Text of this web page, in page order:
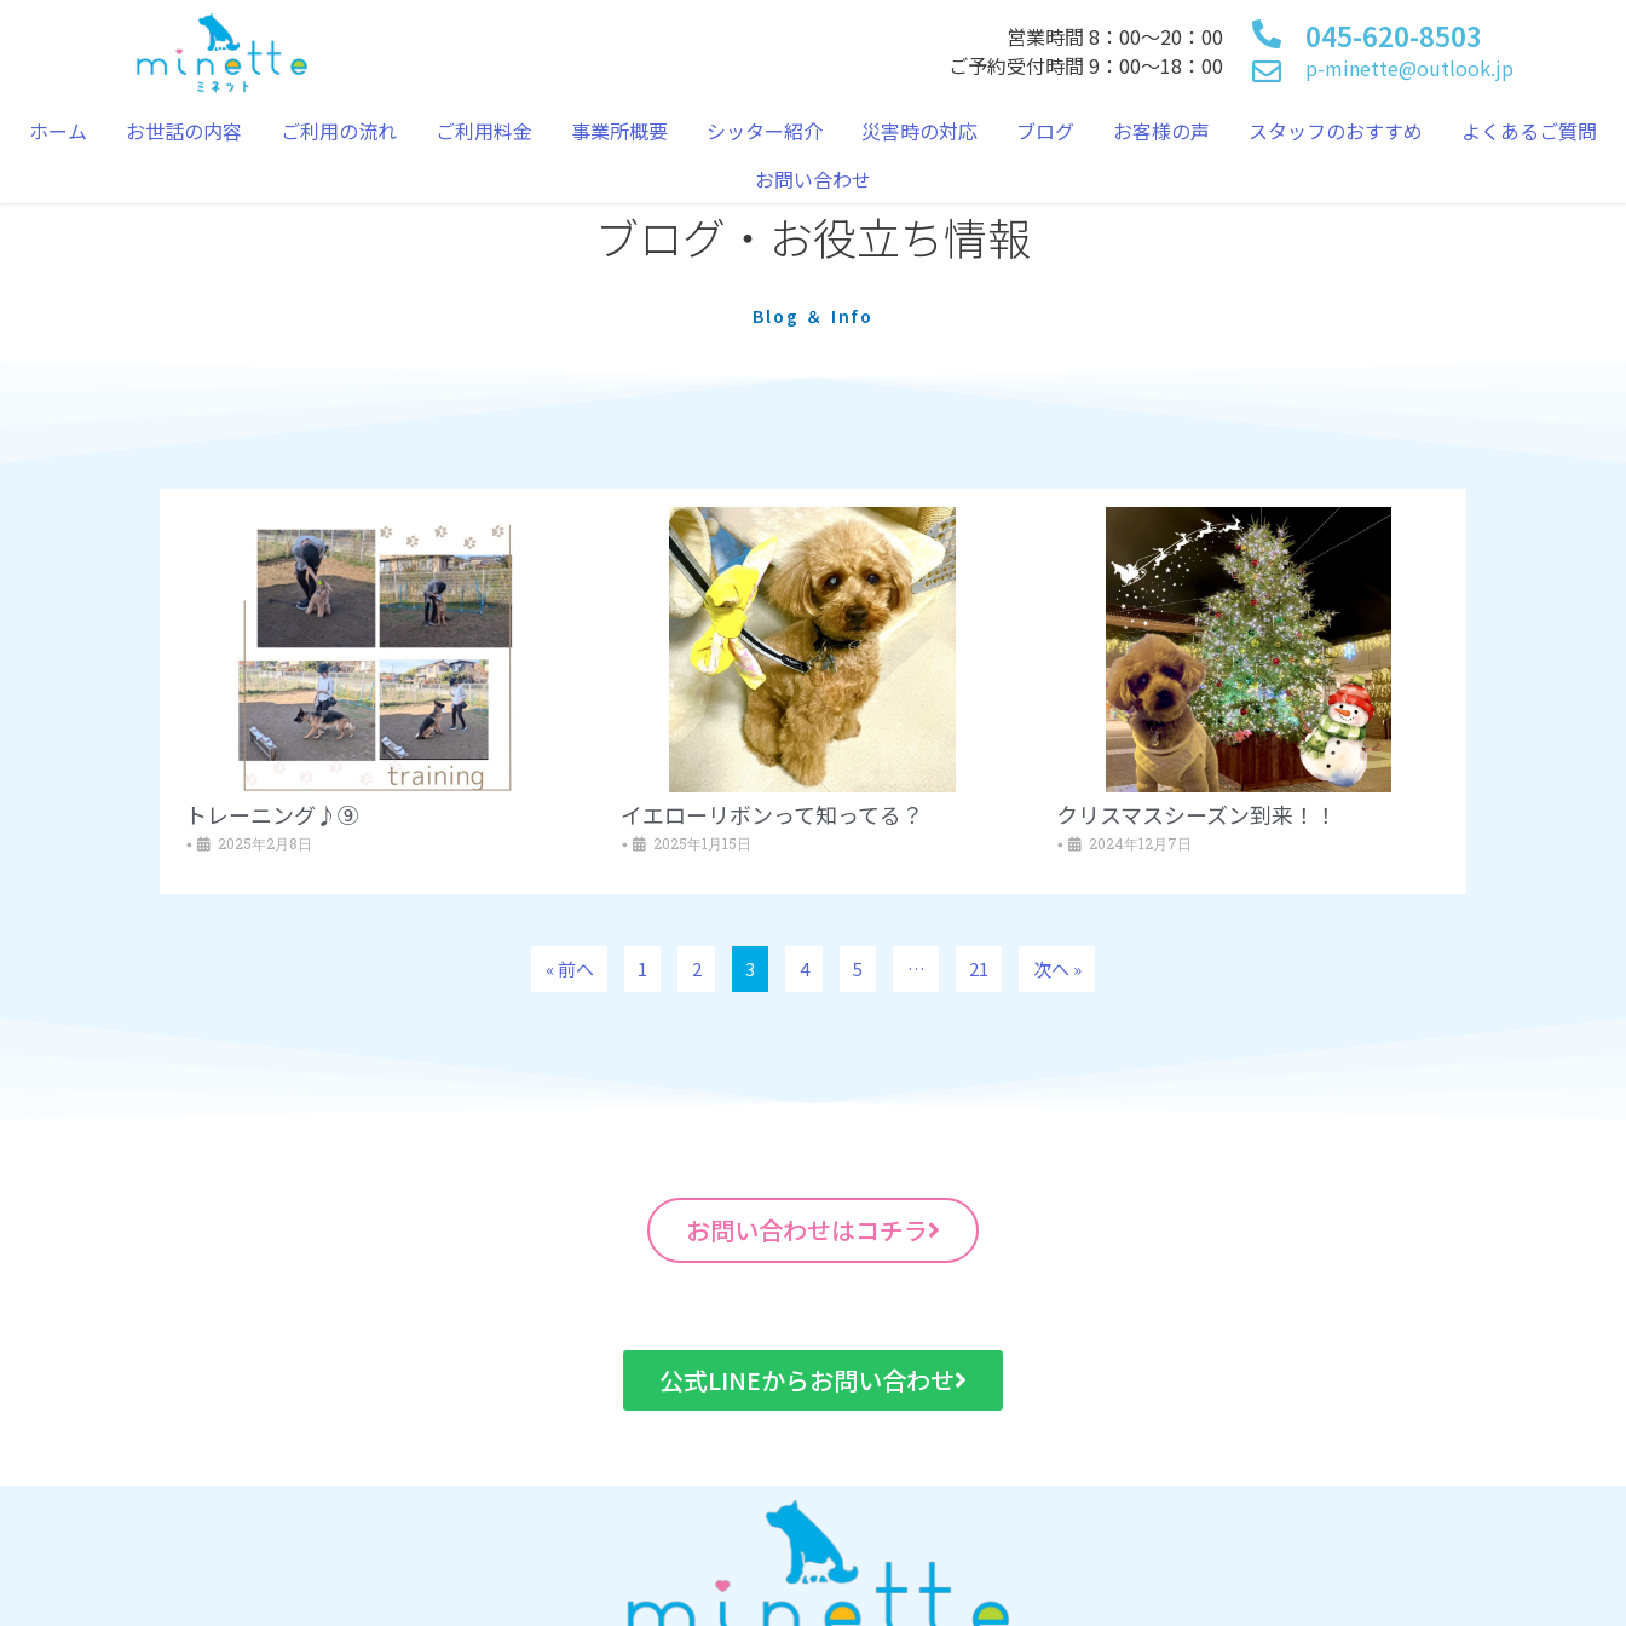
営業時間 8：00～20：00
ご予約受付時間 9：00～18：00
045-620-8503
p-minette@outlook.jp
ホーム お世話の内容 ご利用の流れ ご利用料金 事業所概要 シッター紹介 災害時の対応 ブログ お客様の声 スタッフのおすすめ
よくあるご質問
お問い合わせ
ブログ・お役立ち情報
Blog ＆ Info
トレーニング♪⑨
• 2025年2月8日
イエローリボンって知ってる？
• 2025年1月15日
クリスマスシーズン到来！！
• 2024年12月7日
« 前へ 1 2 3 4 5 … 21 次へ »
お問い合わせはコチラ
公式LINEからお問い合わせ